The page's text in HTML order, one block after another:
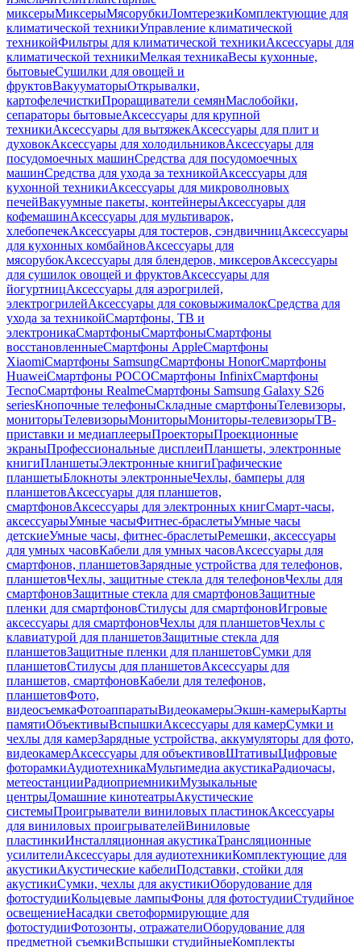
миксерыМиксерыМясорубкиЛомтерезкиКомплектующие для
климатической техникиУправление климатической
техникойФильтры для климатической техникиАксессуары для
климатической техникиМелкая техникаВесы кухонные,
бытовыеСушилки для овощей и
фруктовВакууматорыОткрывалки,
картофелечисткиПроращиватели семянМаслобойки,
сепараторы бытовыеАксессуары для крупной
техникиАксессуары для вытяжекАксессуары для плит и
духовокАксессуары для холодильниковАксессуары для
посудомоечных машинСредства для посудомоечных
машинСредства для ухода за техникойАксессуары для
кухонной техникиАксессуары для микроволновых
печейВакуумные пакеты, контейнерыАксессуары для
кофемашинАксессуары для мультиварок,
хлебопечекАксессуары для тостеров, сэндвичницАксессуары
для кухонных комбайновАксессуары для
мясорубокАксессуары для блендеров, миксеровАксессуары
для сушилок овощей и фруктовАксессуары для
йогуртницАксессуары для аэрогрилей,
электрогрилейАксессуары для соковыжималокСредства для
ухода за техникойСмартфоны, ТВ и
электроникаСмартфоныСмартфоныСмартфоны
восстановленныеСмартфоны AppleСмартфоны
XiaomiСмартфоны SamsungСмартфоны HonorСмартфоны
HuaweiСмартфоны POCOСмартфоны InfinixСмартфоны
TecnoСмартфоны RealmeСмартфоны Samsung Galaxy S26
seriesКнопочные телефоныСкладные смартфоныТелевизоры,
мониторыТелевизорыМониторыМониторы-телевизорыТВ-
приставки и медиаплеерыПроекторыПроекционные
экраныПрофессиональные дисплеиПланшеты, электронные
книгиПланшетыЭлектронные книгиГрафические
планшетыБлокноты электронныеЧехлы, бамперы для
планшетовАксессуары для планшетов,
смартфоновАксессуары для электронных книгСмарт-часы,
аксессуарыУмные часыФитнес-браслетыУмные часы
детскиеУмные часы, фитнес-браслетыРемешки, аксессуары
для умных часовКабели для умных часовАксессуары для
смартфонов, планшетовЗарядные устройства для телефонов,
планшетовЧехлы, защитные стекла для телефоновЧехлы для
смартфоновЗащитные стекла для смартфоновЗащитные
пленки для смартфоновСтилусы для смартфоновИгровые
аксессуары для смартфоновЧехлы для планшетовЧехлы с
клавиатурой для планшетовЗащитные стекла для
планшетовЗащитные пленки для планшетовСумки для
планшетовСтилусы для планшетовАксессуары для
планшетов, смартфоновКабели для телефонов,
планшетовФото,
видеосъемкаФотоаппаратыВидеокамерыЭкшн-камерыКарты
памятиОбъективыВспышкиАксессуары для камерСумки и
чехлы для камерЗарядные устройства, аккумуляторы для фото,
видеокамерАксессуары для объективовШтативыЦифровые
фоторамкиАудиотехникаМультимедиа акустикаРадиочасы,
метеостанцииРадиоприемникиМузыкальные
центрыДомашние кинотеатрыАкустические
системыПроигрыватели виниловых пластинокАксессуары
для виниловых проигрывателейВиниловые
пластинкиИнсталляционная акустикаТрансляционные
усилителиАксессуары для аудиотехникиКомплектующие для
акустикиАкустические кабелиПодставки, стойки для
акустикиСумки, чехлы для акустикиОборудование для
фотостудииКольцевые лампыФоны для фотостудииСтудийное
освещениеНасадки светоформирующие для
фотостудииФотозонты, отражателиОборудование для
предметной съемкиВспышки студийныеКомплекты